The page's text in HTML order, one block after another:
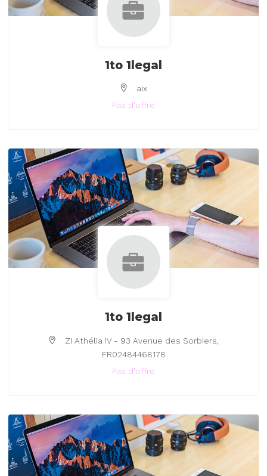
1to 1legal
aix
Pas d'offre
1to 1legal
ZI Athélia IV - 93 Avenue des Sorbiers,
FR02484468178
Pas d'offre